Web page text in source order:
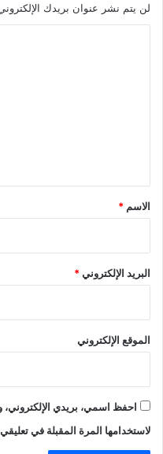
لن يتم نشر عنوان بريدك
*
الاسم *
البريد الإلكتروني*
الموقع الإلكتروني
احفظ اسمي، بريدي الإلكتروني،
لاستخدامها المرة المقبلة في